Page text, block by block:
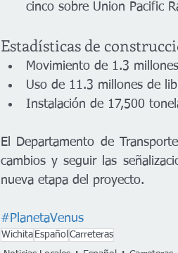
cinco sobre Union Pacific
Estadísticas de
Movimiento de 1.3
Uso de 11.3 millones de
Instalación de 17,500
El Departamento de
cambios y seguir las
nueva etapa del proyecto.
#PlanetaVenus
Wichita Español Carreteras